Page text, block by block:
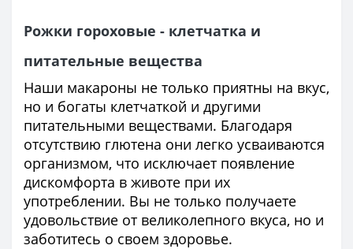
Рожки гороховые - клетчатка и
питательные вещества
Наши макароны не только приятны на вкус,
но и богаты клетчаткой и другими
питательными веществами. Благодаря
отсутствию глютена они легко усваиваются
организмом, что исключает появление
дискомфорта в животе при их
употреблении. Вы не только получаете
удовольствие от великолепного вкуса, но и
заботитесь о своем здоровье.